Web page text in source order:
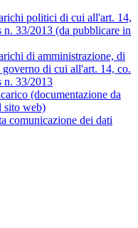
politici di cui all'art. 14,
n. 33/2013 (da pubblicare in
di amministrazione, di
di cui all'art. 14, co.
n. 33/2013
(documentazione da
sito web)
comunicazione dei dati